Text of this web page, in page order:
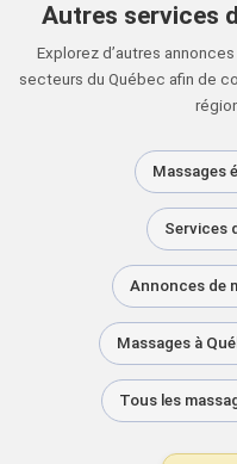
Autres services
Explorez d’autres
secteurs du Québec afin de
Massages
Services
Annonces de
Massages à
Tous les